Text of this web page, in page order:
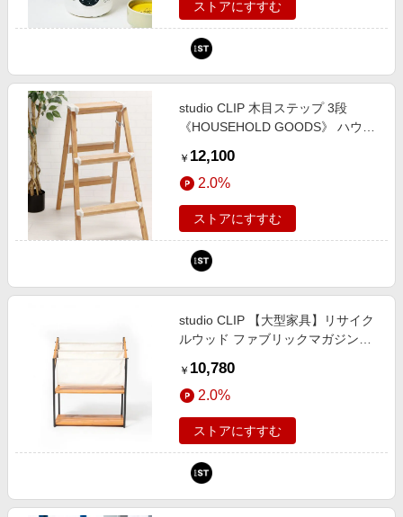
ストアにすすむ
studio CLIP 木目ステップ 3段
《HOUSEHOLD GOODS》 ハウス
タジオクリップ 171688 and ST ア
ンドエスティ（旧ドットエスティ）
￥ 12,100
2.0%
ストアにすすむ
studio CLIP 【大型家具】リサイク
ルウッド ファブリックマガジンラ
スタジオクリップ 830142 and ST
アンドエスティ（旧ドットエステ
ィ）
￥ 10,780
2.0%
ストアにすすむ